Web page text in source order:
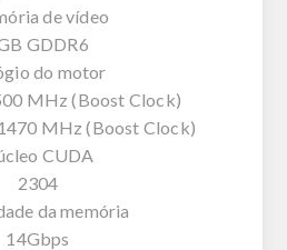
de vídeo
GDDR6
do motor
MHz (Boost Clock)
MHz (Boost Clock)
CUDA
2304
da memória
14Gbps